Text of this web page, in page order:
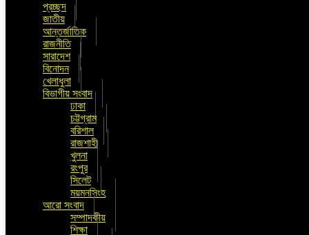
প্রচ্ছদ
জাতীয়
আন্তর্জাতিক
রাজনীতি
সারাদেশ
বিনোদন
খেলাধুলা
বিভাগীয় সংবাদ
ঢাকা
চট্টগ্রাম
বরিশাল
রাজশাহী
খুলনা
রংপুর
সিলেট
ময়মনসিংহ
আরো সংবাদ
সম্পাদকীয়
শিক্ষা